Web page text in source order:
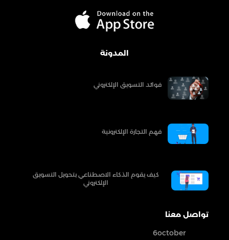
المدونة
فوائد التسويق الإلكتروني
فهم التجارة الإلكترونية
كيف يقوم الذكاء الاصطناعي بتحويل التسويق
الإلكتروني
تواصل معنا
6october